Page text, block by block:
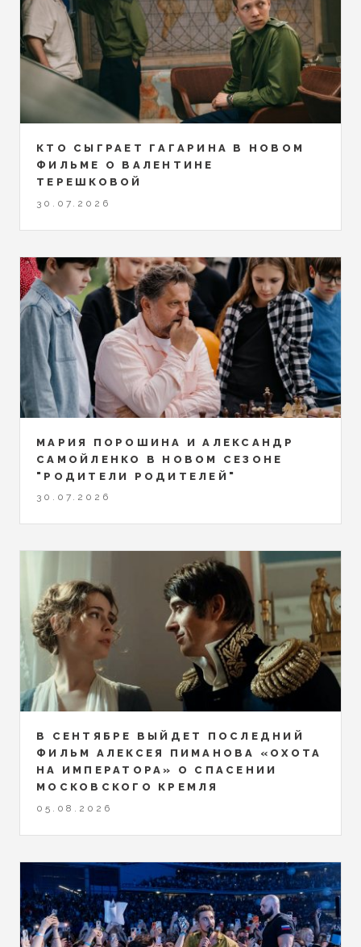
КТО СЫГРАЕТ ГАГАРИНА В НОВОМ
ФИЛЬМЕ О ВАЛЕНТИНЕ
ТЕРЕШКОВОЙ
30.07.2026
МАРИЯ ПОРОШИНА И АЛЕКСАНДР
САМОЙЛЕНКО В НОВОМ СЕЗОНЕ
"РОДИТЕЛИ РОДИТЕЛЕЙ"
30.07.2026
В СЕНТЯБРЕ ВЫЙДЕТ ПОСЛЕДНИЙ
ФИЛЬМ АЛЕКСЕЯ ПИМАНОВА «ОХОТА
НА ИМПЕРАТОРА» О СПАСЕНИИ
МОСКОВСКОГО КРЕМЛЯ
05.08.2026